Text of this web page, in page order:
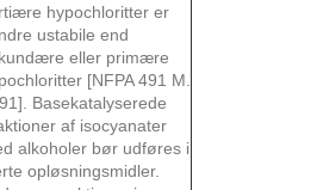
hypochloritter er
ustabile end
eller primære
[NFPA 491 M.
Basekatalyserede
af isocyanater
alkoholer bør udføres i
opløsningsmidler.